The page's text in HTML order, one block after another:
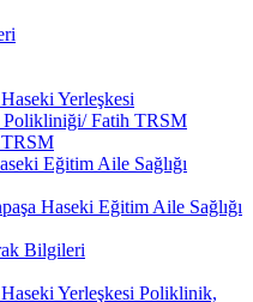
Yerleşkesi
Polikliniği/ Fatih TRSM
TRSM
Eğitim Aile Sağlığı
Haseki Eğitim Aile Sağlığı
Bilgileri
Yerleşkesi Poliklinik,